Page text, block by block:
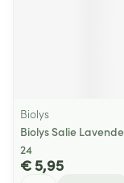
Biolys
Biolys Salie
24
€ 5,95